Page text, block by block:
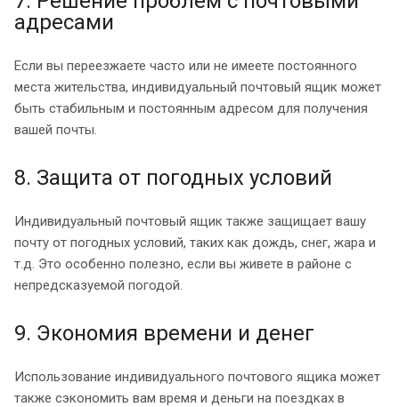
адресами
Если вы переезжаете часто или не имеете постоянного
места жительства, индивидуальный почтовый ящик может
быть стабильным и постоянным адресом для получения
вашей почты.
8. Защита от погодных условий
Индивидуальный почтовый ящик также защищает вашу
почту от погодных условий, таких как дождь, снег, жара и
т.д. Это особенно полезно, если вы живете в районе с
непредсказуемой погодой.
9. Экономия времени и денег
Использование индивидуального почтового ящика может
также сэкономить вам время и деньги на поездках в